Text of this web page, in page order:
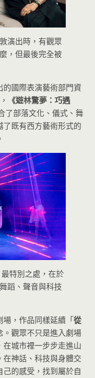
演出時，有觀眾
，但最後完全被
國際表演藝術部門資
《遊林驚夢：巧遇
了部落文化、儀式、舞
既有西方藝術形式的
特別之處，在於
蹈、聲音與科技
場，作品同樣延續「從
。觀眾不只是進入劇場
城市裡一步步走進山
神話、科技與身體交
的感受，找到屬於自